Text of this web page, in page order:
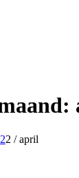
2 / april